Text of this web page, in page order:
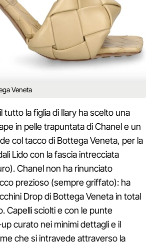
Veneta
tutto la figlia di Ilary ha scelto una
in pelle trapuntata di Chanel e un
col tacco di Bottega Veneta, per la
Lido con la fascia intrecciata
Chanel non ha rinunciato
prezioso (sempre griffato): ha
Drop di Bottega Veneta in total
Capelli sciolti e con le punte
curato nei minimi dettagli e il
che si intravede attraverso la